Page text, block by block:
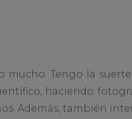
mucho. Tengo la
haciendo
Además, también